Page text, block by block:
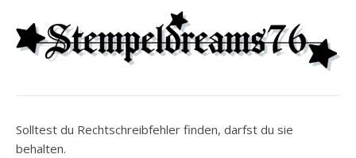
Solltest du Rechtschreibfehler finden, darfst du sie
behalten.